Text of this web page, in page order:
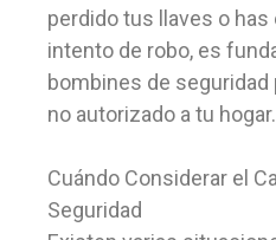
perdido tus llaves o
intento de robo, es
bombines de
no autorizado a tu hogar.
Cuándo Considerar el
Seguridad